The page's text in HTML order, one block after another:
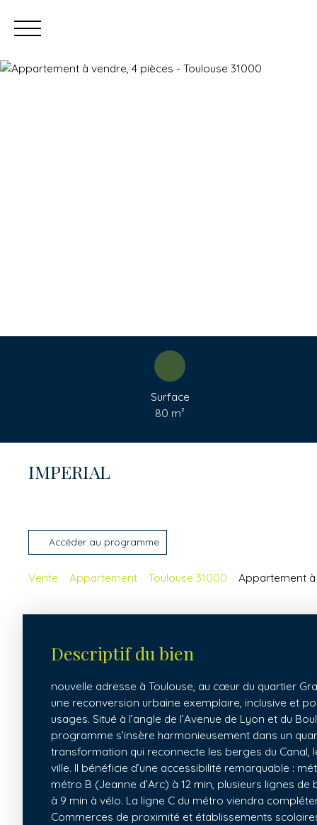
Surface
80 m²
IMPERIAL
Accéder au programme
Vente Appartement Toulouse 31000 Appartement à
Descriptif du bien
nouvelle adresse à Toulouse, au cœur du quartier
une reconversion urbaine exemplaire, inclusive et
usages. Situé à l’angle de l’Avenue de Lyon et du
programme s’insère harmonieusement dans un
transformation qui reconnecte les berges du Canal,
ville. Il bénéficie d’une accessibilité remarquable :
métro B (Jeanne d’Arc) à 12 min, plusieurs lignes de
à 9 min à vélo. La ligne C du métro viendra
Commerces de proximité et établissements